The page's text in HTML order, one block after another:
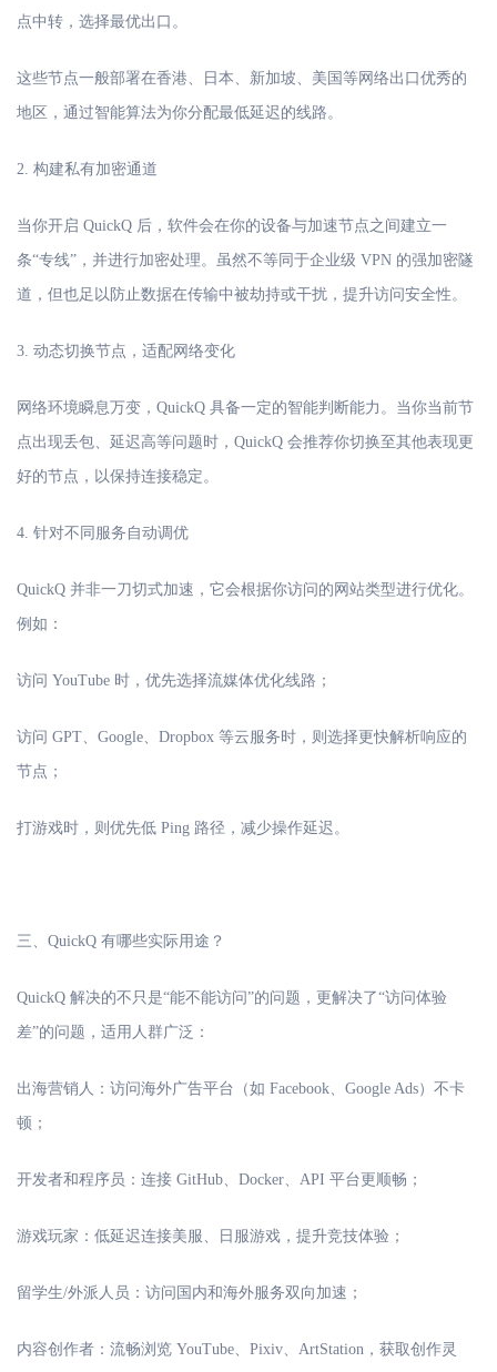
点中转，选择最优出口。
这些节点一般部署在香港、日本、新加坡、美国等网络出口优秀的
地区，通过智能算法为你分配最低延迟的线路。
2. 构建私有加密通道
当你开启 QuickQ 后，软件会在你的设备与加速节点之间建立一
条“专线”，并进行加密处理。虽然不等同于企业级 VPN 的强加密隧
道，但也足以防止数据在传输中被劫持或干扰，提升访问安全性。
3. 动态切换节点，适配网络变化
网络环境瞬息万变， QuickQ 具备一定的智能判断能力。当你当前节
点出现丢包、延迟高等问题时，QuickQ 会推荐你切换至其他表现更
好的节点，以保持连接稳定。
4. 针对不同服务自动调优
QuickQ 并非一刀切式加速，它会根据你访问的网站类型进行优化。
例如：
访问 YouTube 时，优先选择流媒体优化线路；
访问 GPT、Google、Dropbox 等云服务时，则选择更快解析响应的
节点；
打游戏时，则优先低 Ping 路径，减少操作延迟。
三、 QuickQ 有哪些实际用途？
QuickQ 解决的不只是“能不能访问”的问题，更解决了“访问体验
差”的问题，适用人群广泛：
出海营销人：访问海外广告平台（如 Facebook、Google Ads）不卡
顿；
开发者和程序员：连接 GitHub、Docker、API 平台更顺畅；
游戏玩家：低延迟连接美服、日服游戏，提升竞技体验；
留学生/外派人员：访问国内和海外服务双向加速；
内容创作者：流畅浏览 YouTube、Pixiv、ArtStation，获取创作灵